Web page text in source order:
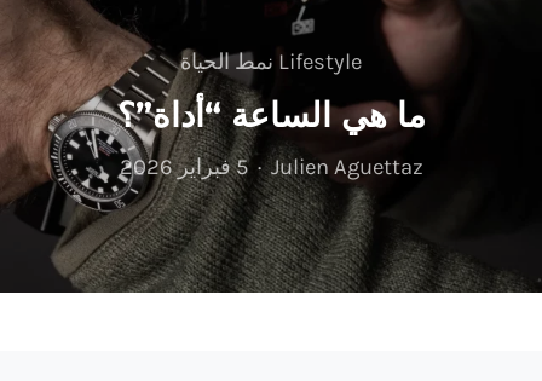
Lifestyle نمط الحياة
ما هي الساعة “أداة”؟
Julien Aguettaz 5 فبراير 2026